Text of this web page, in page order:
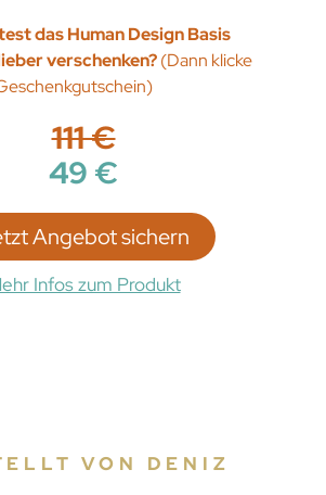
das Human Design Basis
verschenken?(Dann klicke
111 €
49 €
Angebot sichern
Infos zum Produkt
VON DENIZ